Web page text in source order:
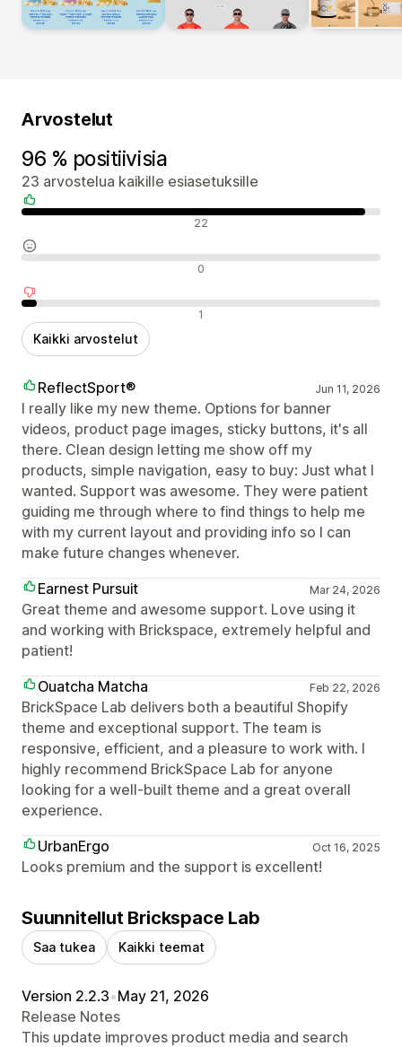
Arvostelut
96 % positiivisia
23 arvostelua kaikille esiasetuksille
Positiiviset arvostelut 22
Neutraalit arvostelut 0
Negatiiviset arvostelut 1
Kaikki arvostelut
ReflectSport® Jun 11, 2026
I really like my new theme. Options for banner
videos, product page images, sticky buttons, it's all
there. Clean design letting me show off my
products, simple navigation, easy to buy: Just what I
wanted. Support was awesome. They were patient
guiding me through where to find things to help me
with my current layout and providing info so I can
make future changes whenever.
Earnest Pursuit
Mar 24, 2026
Great theme and awesome support. Love using it
and working with Brickspace, extremely helpful and
patient!
Ouatcha Matcha
Feb 22, 2026
BrickSpace Lab delivers both a beautiful Shopify
theme and exceptional support. The team is
responsive, efficient, and a pleasure to work with. I
highly recommend BrickSpace Lab for anyone
looking for a well-built theme and a great overall
experience.
UrbanErgo
Oct 16, 2025
Looks premium and the support is excellent!
Suunnitellut Brickspace Lab
Saa tukea Kaikki teemat
Version 2.2.3•May 21, 2026
Release Notes
This update improves product media and search